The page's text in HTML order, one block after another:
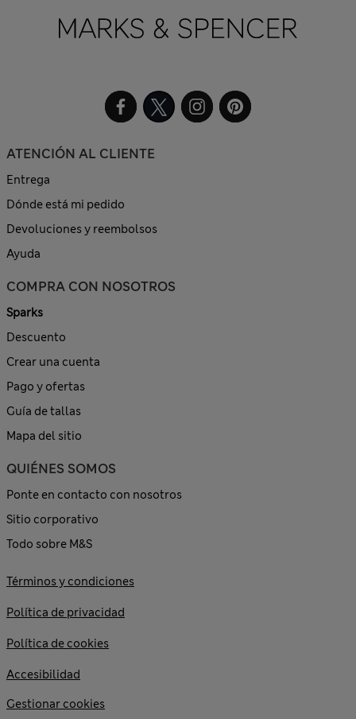
ATENCIÓN AL CLIENTE
Entrega
Dónde está mi pedido
Devoluciones y reembolsos
Ayuda
COMPRA CON NOSOTROS
Sparks
Descuento
Crear una cuenta
Pago y ofertas
Guía de tallas
Mapa del sitio
QUIÉNES SOMOS
Ponte en contacto con nosotros
Sitio corporativo
Todo sobre M&S
Términos y condiciones
Política de privacidad
Política de cookies
Accesibilidad
Gestionar cookies